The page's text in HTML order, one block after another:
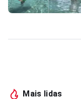
Mais lidas